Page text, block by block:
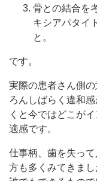
骨との結合を
キシアパタイ
と。
です。
実際の患者さん側
ろんしばらく違和
くと今ではどこが
適感です。
仕事柄、歯を失っ
方も多くみてきま